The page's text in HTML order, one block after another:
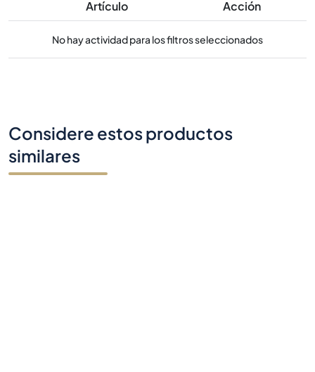
Artículo Acción
No hay actividad para los filtros seleccionados
Considere estos productos
similares